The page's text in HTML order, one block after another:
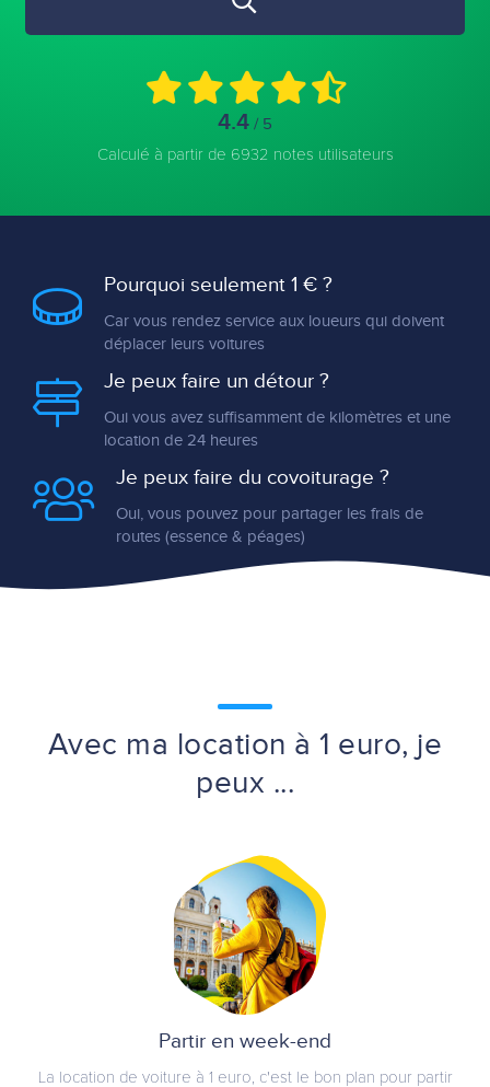
4.4 / 5
Calculé à partir de 6932 notes utilisateurs
Pourquoi seulement 1 € ?
Car vous rendez service aux loueurs qui doivent
déplacer leurs voitures
Je peux faire un détour ?
Oui vous avez suffisamment de kilomètres et une
location de 24 heures
Je peux faire du covoiturage ?
Oui, vous pouvez pour partager les frais de
routes (essence & péages)
Avec ma location à 1 euro, je
peux ...
Partir en week-end
La location de voiture à 1 euro, c'est le bon plan pour partir